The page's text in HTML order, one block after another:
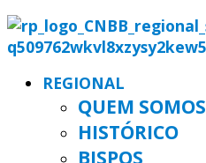
REGIONAL
QUEM SOMOS
HISTÓRICO
BISPOS